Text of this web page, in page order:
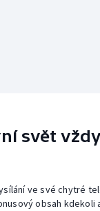
svět
ve své chytré
obsah kdekoli